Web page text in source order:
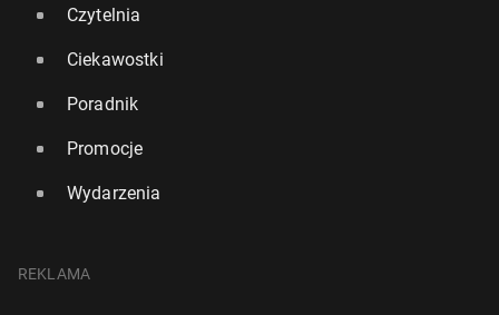
Czytelnia
Ciekawostki
Poradnik
Promocje
Wydarzenia
REKLAMA